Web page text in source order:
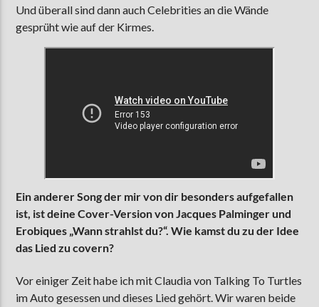
Und überall sind dann auch Celebrities an die Wände
gesprüht wie auf der Kirmes.
Ein anderer Song der mir von dir besonders aufgefallen
ist, ist deine Cover-Version von Jacques Palminger und
Erobiques „Wann strahlst du?“. Wie kamst du zu der Idee
das Lied zu covern?
Vor einiger Zeit habe ich mit Claudia von Talking To Turtles
im Auto gesessen und dieses Lied gehört. Wir waren beide